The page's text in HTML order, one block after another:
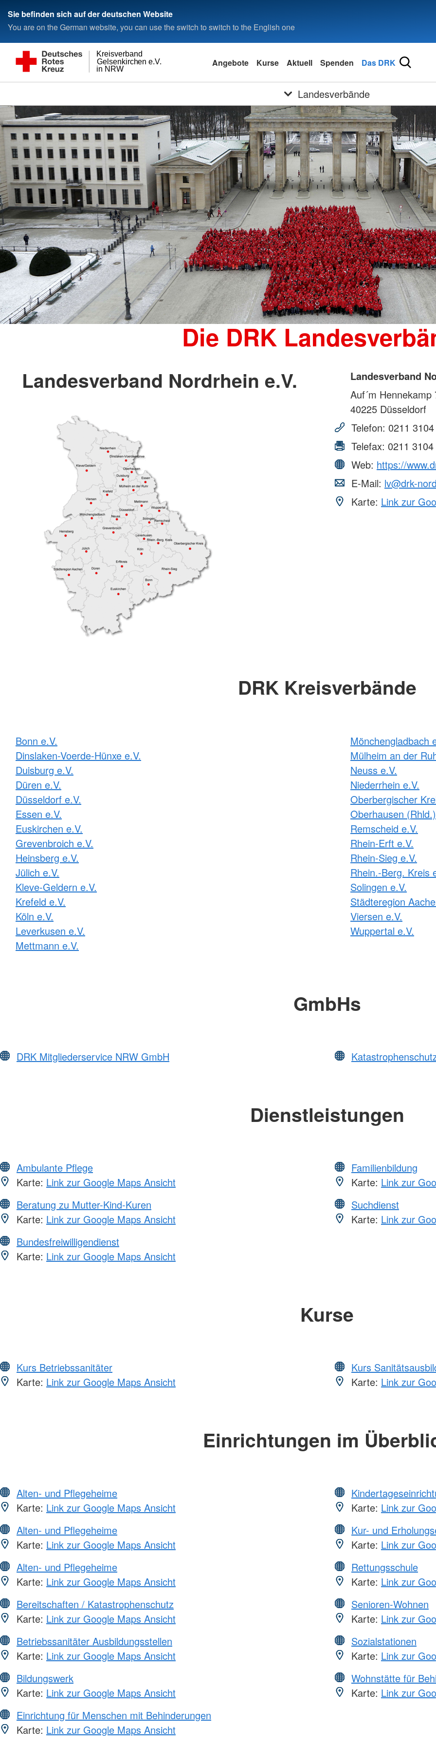
Sie befinden sich auf der deutschen Website
You are on the German website, you can use the switch to switch to the English one
in NRW
Gelsenkirchen e.V.
Kreisverband
Angebote Kurse Aktuell Spenden Das DRK
Landesverbände
Die DRK
Landesverband Nordrhein e.V.
Landesverband
Auf´m Hennekamp
40225 Düsseldorf
Telefon: 0211
Telefax: 0211
Web: https://
E-Mail: lv@drk-
Karte: Link zur
DRK Kreisverbände
Bonn e.V.
Dinslaken-Voerde-Hünxe e.V.
Duisburg e.V.
Düren e.V.
Düsseldorf e.V.
Essen e.V.
Euskirchen e.V.
Grevenbroich e.V.
Heinsberg e.V.
Jülich e.V.
Kleve-Geldern e.V.
Krefeld e.V.
Köln e.V.
Leverkusen e.V.
Mettmann e.V.
Mönchengladbach
Mülheim an der
Neuss e.V.
Niederrhein e.V.
Oberbergischer
Oberhausen
Remscheid e.V.
Rhein-Erft e.V.
Rhein-Sieg e.V.
Rhein.-Berg. Kreis
Solingen e.V.
Städteregion
Viersen e.V.
Wuppertal e.V.
GmbHs
DRK Mitgliederservice NRW GmbH
Dienstleistungen
Ambulante Pflege
Karte: Link zur Google Maps Ansicht
Beratung zu Mutter-Kind-Kuren
Karte: Link zur Google Maps Ansicht
Bundesfreiwilligendienst
Karte: Link zur Google Maps Ansicht
Familienbildung
Karte: Link zur
Suchdienst
Karte: Link zur
Kurse
Kurs Betriebssanitäter
Karte: Link zur Google Maps Ansicht
Kurs
Karte: Link zur
Einrichtungen im
Alten- und Pflegeheime
Karte: Link zur Google Maps Ansicht
Alten- und Pflegeheime
Karte: Link zur Google Maps Ansicht
Alten- und Pflegeheime
Karte: Link zur Google Maps Ansicht
Bereitschaften / Katastrophenschutz
Karte: Link zur Google Maps Ansicht
Betriebssanitäter Ausbildungsstellen
Karte: Link zur Google Maps Ansicht
Bildungswerk
Karte: Link zur Google Maps Ansicht
Einrichtung für Menschen mit Behinderungen
Karte: Link zur Google Maps Ansicht
Karte: Link zur
Kur- und
Karte: Link zur
Rettungsschule
Karte: Link zur
Senioren-Wohnen
Karte: Link zur
Sozialstationen
Karte: Link zur
Wohnstätte für
Karte: Link zur